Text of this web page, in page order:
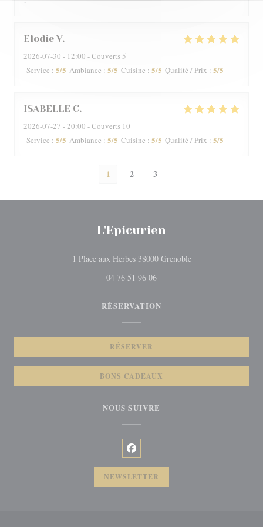
Elodie V
2026-07-30 - 12:00 - Couverts 5
Service : 5/5 Ambiance : 5/5 Cuisine : 5/5 Qualité / Prix : 5/5
ISABELLE C
2026-07-27 - 20:00 - Couverts 10
Service : 5/5 Ambiance : 5/5 Cuisine : 5/5 Qualité / Prix : 5/5
1 2 3
L'Epicurien
1 Place aux Herbes 38000 Grenoble((ouvre une nouvelle
04 76 51 96 06
RÉSERVATION
RÉSERVER
BONS CADEAUX
NOUS SUIVRE
Facebook ((ouvre une nouvelle
NEWSLETTER